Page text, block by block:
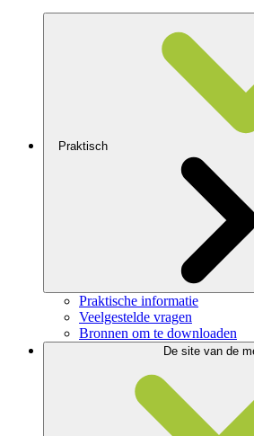
Praktisch
Praktische informatie
Veelgestelde vragen
Bronnen om te downloaden
De site van de